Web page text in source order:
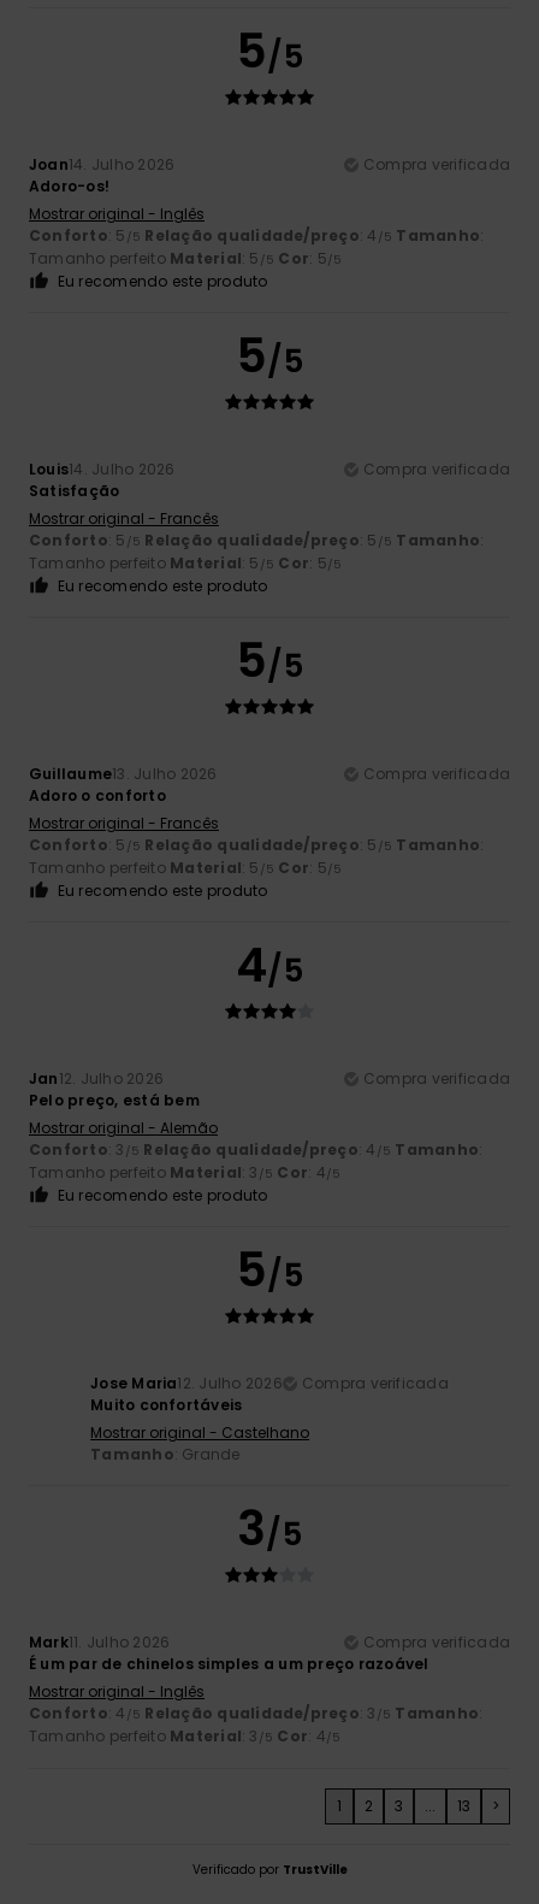
5/5
Joan14. Julho 2026
Compra verificada
Adoro-os!
Mostrar original - Inglês
Conforto: 5 /5 Relação qualidade/preço: 4 /5 Tamanho:
Tamanho perfeito Material: 5 /5 Cor: 5/5
Eu recomendo este produto
5/5
Louis14. Julho 2026
Compra verificada
Satisfação
Mostrar original - Francês
Conforto: 5 /5 Relação qualidade/preço: 5 /5 Tamanho:
Tamanho perfeito Material: 5 /5 Cor: 5/5
Eu recomendo este produto
5/5
Guillaume13. Julho 2026
Compra verificada
Adoro o conforto
Mostrar original - Francês
Conforto: 5 /5 Relação qualidade/preço: 5 /5 Tamanho:
Tamanho perfeito Material: 5 /5 Cor: 5/5
Eu recomendo este produto
4/5
Jan12. Julho 2026
Compra verificada
Pelo preço, está bem
Mostrar original - Alemão
Conforto: 3 /5 Relação qualidade/preço: 4 /5 Tamanho:
Tamanho perfeito Material: 3 /5 Cor: 4/5
Eu recomendo este produto
5/5
Jose Maria12. Julho 2026
Compra verificada
Muito confortáveis
Mostrar original - Castelhano
Tamanho: Grande
3/5
Mark11. Julho 2026
Compra verificada
É um par de chinelos simples a um preço razoável
Mostrar original - Inglês
Conforto: 4 /5 Relação qualidade/preço: 3 /5 Tamanho:
Tamanho perfeito Material: 3 /5 Cor: 4/5
1 2 3 ... 13 >
Verificado por TrustVille